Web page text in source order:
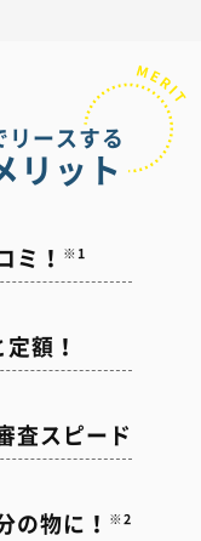
リースする
リット
ミ！ ※1
額！
査スピード
の物に！ ※2